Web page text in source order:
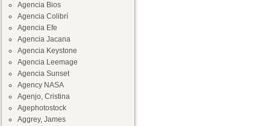
Agencia Bios
Agencia Colibrí
Agencia Efe
Agencia Jacana
Agencia Keystone
Agencia Leemage
Agencia Sunset
Agency NASA
Agenjo, Cristina
Agephotostock
Aggrey, James